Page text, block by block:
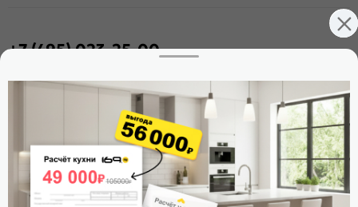
+7 (495) 023-25-00
Расскажите о нас
Поделиться
Оцените магазин